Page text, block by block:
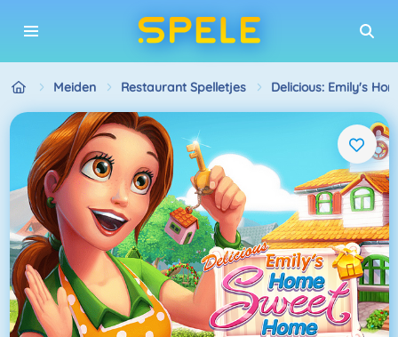
Meiden Restaurant Spelletjes Delicious: Emily's